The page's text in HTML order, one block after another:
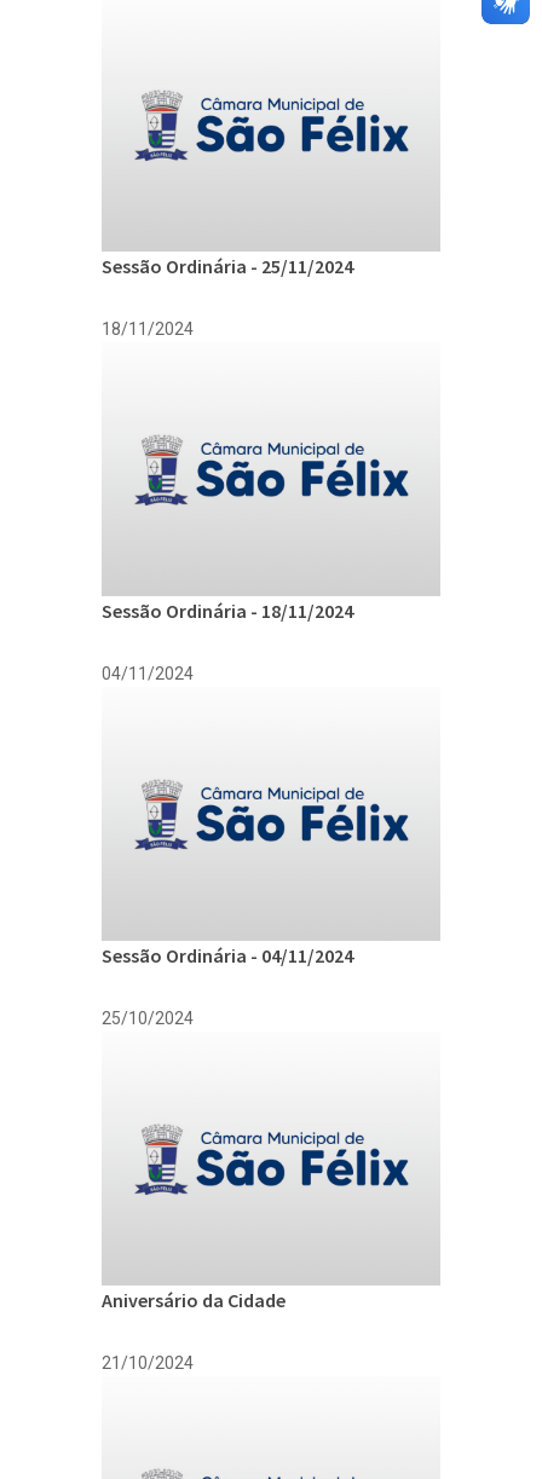
Sessão Ordinária - 25/11/2024
18/11/2024
Sessão Ordinária - 18/11/2024
04/11/2024
Sessão Ordinária - 04/11/2024
25/10/2024
Aniversário da Cidade
21/10/2024